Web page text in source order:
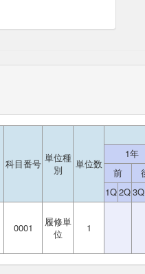
科目番号 単位種
別
単位数
1年
前
1Q2Q3Q
0001
履修単
位
1